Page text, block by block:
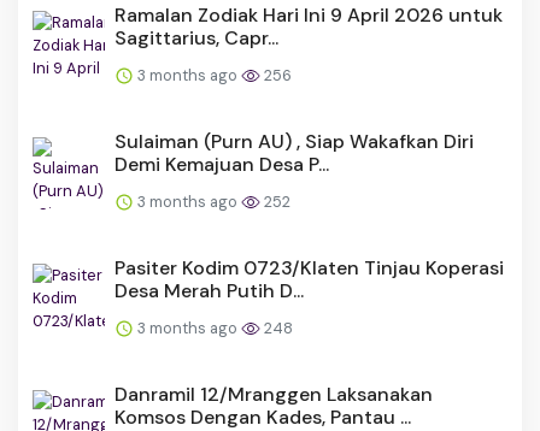
Ramalan Zodiak Hari Ini 9 April 2026 untuk
Sagittarius, Capr...
3 months ago 256
Sulaiman (Purn AU) , Siap Wakafkan Diri
Demi Kemajuan Desa P...
3 months ago 252
Pasiter Kodim 0723/Klaten Tinjau Koperasi
Desa Merah Putih D...
3 months ago 248
Danramil 12/Mranggen Laksanakan
Komsos Dengan Kades, Pantau ...